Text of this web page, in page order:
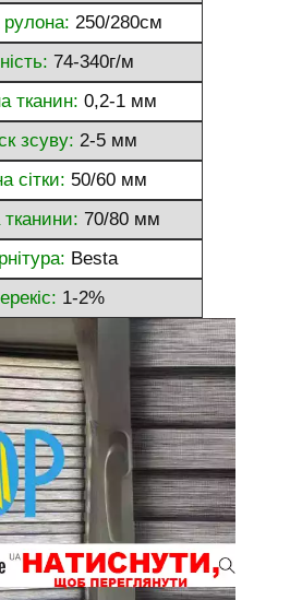
250/280см
74-340г/м
тканин: 0,2-1 мм
зсуву: 2-5 мм
сітки: 50/60 мм
70/80 мм
Besta
1-2%